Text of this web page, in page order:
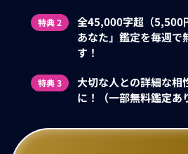
特典 2
全45,000字超（5,500
あなた」鑑定を毎週で
す！
特典 3
大切な人との詳細な相
に！（一部無料鑑定あ